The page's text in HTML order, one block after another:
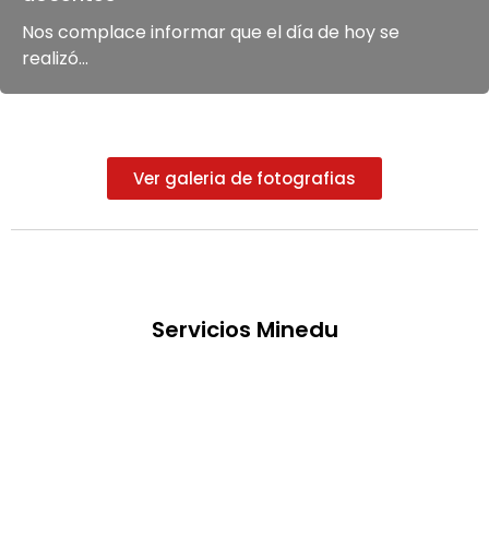
Nos complace informar que el día de hoy se
realizó...
Ver galeria de fotografias
Servicios Minedu